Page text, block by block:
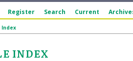
Register Search Current
Index
INDEX